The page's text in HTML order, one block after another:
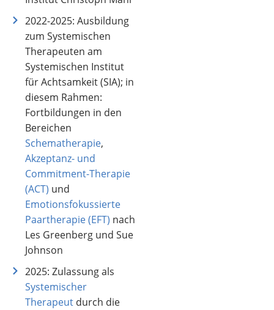
2022-2025: Ausbildung
zum Systemischen
Therapeuten am
Systemischen Institut
für Achtsamkeit (SIA); in
diesem Rahmen:
Fortbildungen in den
Bereichen
Schematherapie,
Akzeptanz- und
Commitment-Therapie
(ACT) und
Emotionsfokussierte
Paartherapie (EFT) nach
Les Greenberg und Sue
Johnson
2025: Zulassung als
Systemischer
Therapeutdurch die